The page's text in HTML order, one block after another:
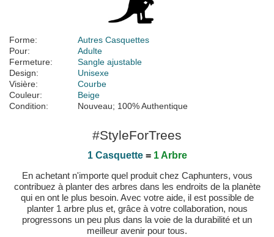
Forme:
Autres Casquettes
Pour:
Adulte
Fermeture:
Sangle ajustable
Design:
Unisexe
Visière:
Courbe
Couleur:
Beige
Condition:
Nouveau; 100% Authentique
#StyleForTrees
1 Casquette= 1 Arbre
En achetant n'importe quel produit chez Caphunters, vous
contribuez à planter des arbres dans les endroits de la planète
qui en ont le plus besoin. Avec votre aide, il est possible de
planter 1 arbre plus et, grâce à votre collaboration, nous
progressons un peu plus dans la voie de la durabilité et un
meilleur avenir pour tous.